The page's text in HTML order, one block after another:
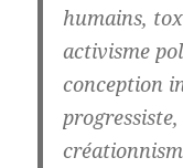
humains,
activisme
conception